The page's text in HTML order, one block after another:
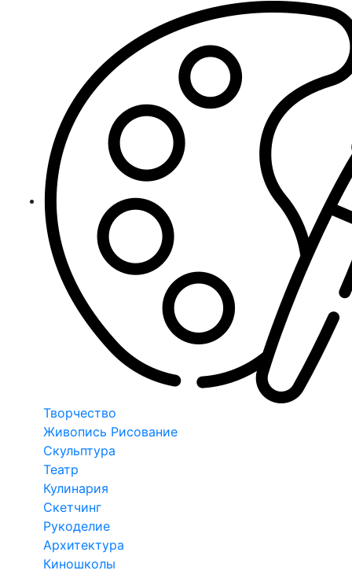
Творчество
Живопись Рисование
Скульптура
Театр
Кулинария
Скетчинг
Рукоделие
Архитектура
Киношколы